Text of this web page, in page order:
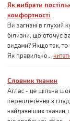
Як вибрати
комфортності
Ви загнані в глухий
білизни, що оточує
видами? Якщо так, то
Як правильно...
Словник тканин
Атлас - це щільна
переплетення з
найдавніших